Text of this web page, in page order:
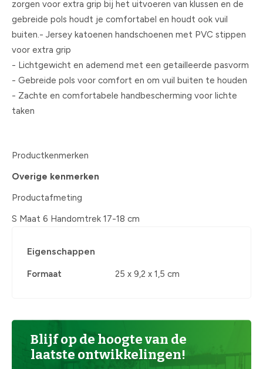
zorgen voor extra grip bij het uitvoeren van klussen en de
gebreide pols houdt je comfortabel en houdt ook vuil
buiten.- Jersey katoenen handschoenen met PVC stippen
voor extra grip
- Lichtgewicht en ademend met een getailleerde pasvorm
- Gebreide pols voor comfort en om vuil buiten te houden
- Zachte en comfortabele handbescherming voor lichte
taken
Productkenmerken
Overige kenmerken
Productafmeting
S Maat 6 Handomtrek 17-18 cm
Eigenschappen
Formaat 25 x 9,2 x 1,5 cm
Blijf op de hoogte van de
laatste ontwikkelingen!